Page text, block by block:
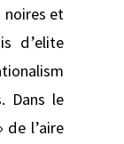
et
d’elite
Dans le
l’aire